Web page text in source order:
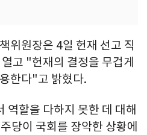
위원장은 4일 헌재 선고 직
고 "헌재의 결정을 무겁게
한다"고 밝혔다.
역할을 다하지 못한 데 대해
당이 국회를 장악한 상황에